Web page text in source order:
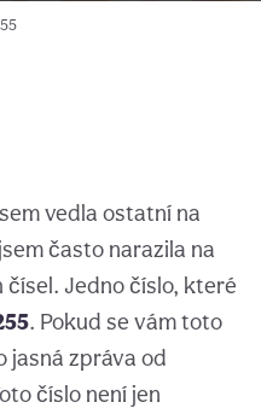
vedla ostatní na
často narazila na
čísel. Jedno číslo, které
. Pokud se vám toto
jasná zpráva od
číslo není jen